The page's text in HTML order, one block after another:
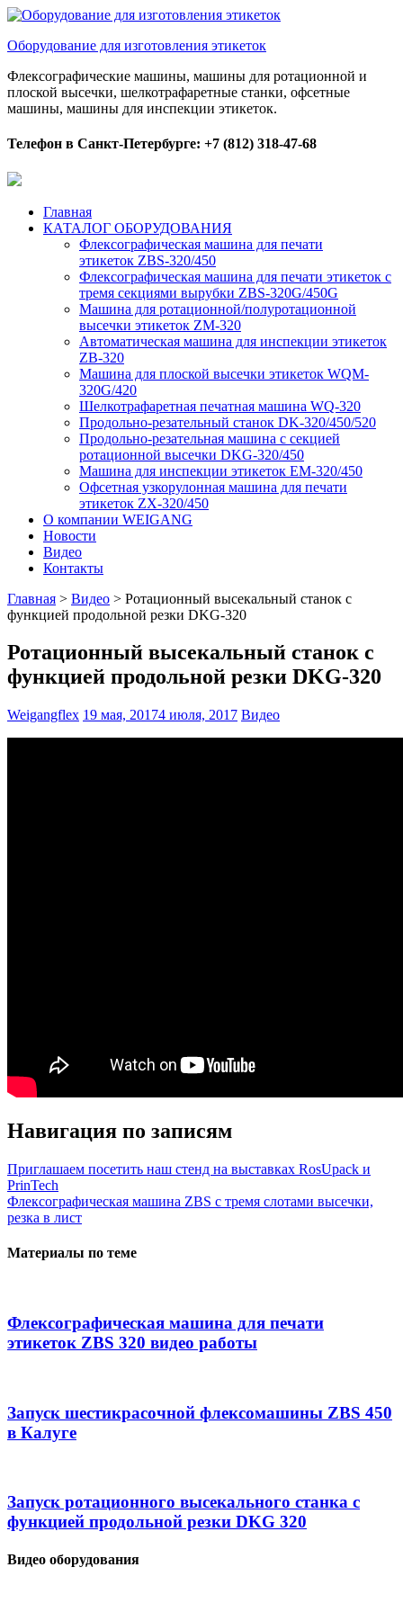
Оборудование для изготовления этикеток
Флексографические машины, машины для ротационной и
плоской высечки, шелкотрафаретные станки, офсетные
машины, машины для инспекции этикеток.
Телефон в Санкт-Петербурге: +7 (812) 318-47-68
Главная
КАТАЛОГ ОБОРУДОВАНИЯ
Флексографическая машина для печати
этикеток ZBS-320/450
Флексографическая машина для печати этикеток с
тремя секциями вырубки ZBS-320G/450G
Машина для ротационной/полуротационной
высечки этикеток ZM-320
Автоматическая машина для инспекции этикеток
ZB-320
Машина для плоской высечки этикеток WQM-
320G/420
Шелкотрафаретная печатная машина WQ-320
Продольно-резательный станок DK-320/450/520
Продольно-резательная машина с секцией
ротационной высечки DKG-320/450
Машина для инспекции этикеток EM-320/450
Офсетная узкорулонная машина для печати
этикеток ZX-320/450
О компании WEIGANG
Новости
Видео
Контакты
Главная > Видео > Ротационный высекальный станок с
функцией продольной резки DKG-320
Ротационный высекальный станок с
функцией продольной резки DKG-320
Weigangflex 19 мая, 20174 июля, 2017 Видео
Навигация по записям
Приглашаем посетить наш стенд на выставках RosUpack и
PrinTech
Флексографическая машина ZBS с тремя слотами высечки,
резка в лист
Материалы по теме
Флексографическая машина для печати
этикеток ZBS 320 видео работы
Запуск шестикрасочной флексомашины ZBS 450
в Калуге
Запуск ротационного высекального станка с
функцией продольной резки DKG 320
Видео оборудования